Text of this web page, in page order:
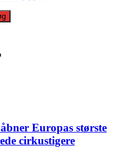
Europas største
cirkustigere